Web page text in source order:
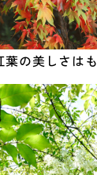
葉の美しさは